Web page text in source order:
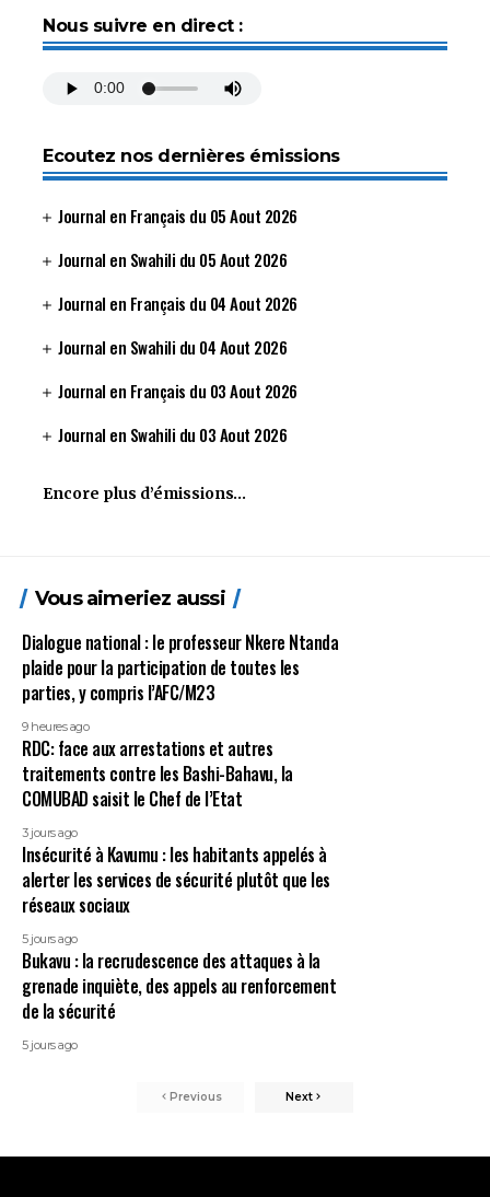
Nous suivre en direct :
Ecoutez nos dernières émissions
Journal en Français du 05 Aout 2026
Journal en Swahili du 05 Aout 2026
Journal en Français du 04 Aout 2026
Journal en Swahili du 04 Aout 2026
Journal en Français du 03 Aout 2026
Journal en Swahili du 03 Aout 2026
Encore plus d’émissions…
Vous aimeriez aussi
Dialogue national : le professeur Nkere Ntanda
plaide pour la participation de toutes les
parties, y compris l’AFC/M23
9 heures ago
RDC: face aux arrestations et autres
traitements contre les Bashi-Bahavu, la
COMUBAD saisit le Chef de l’Etat
3 jours ago
Insécurité à Kavumu : les habitants appelés à
alerter les services de sécurité plutôt que les
réseaux sociaux
5 jours ago
Bukavu : la recrudescence des attaques à la
grenade inquiète, des appels au renforcement
de la sécurité
5 jours ago
Previous Next